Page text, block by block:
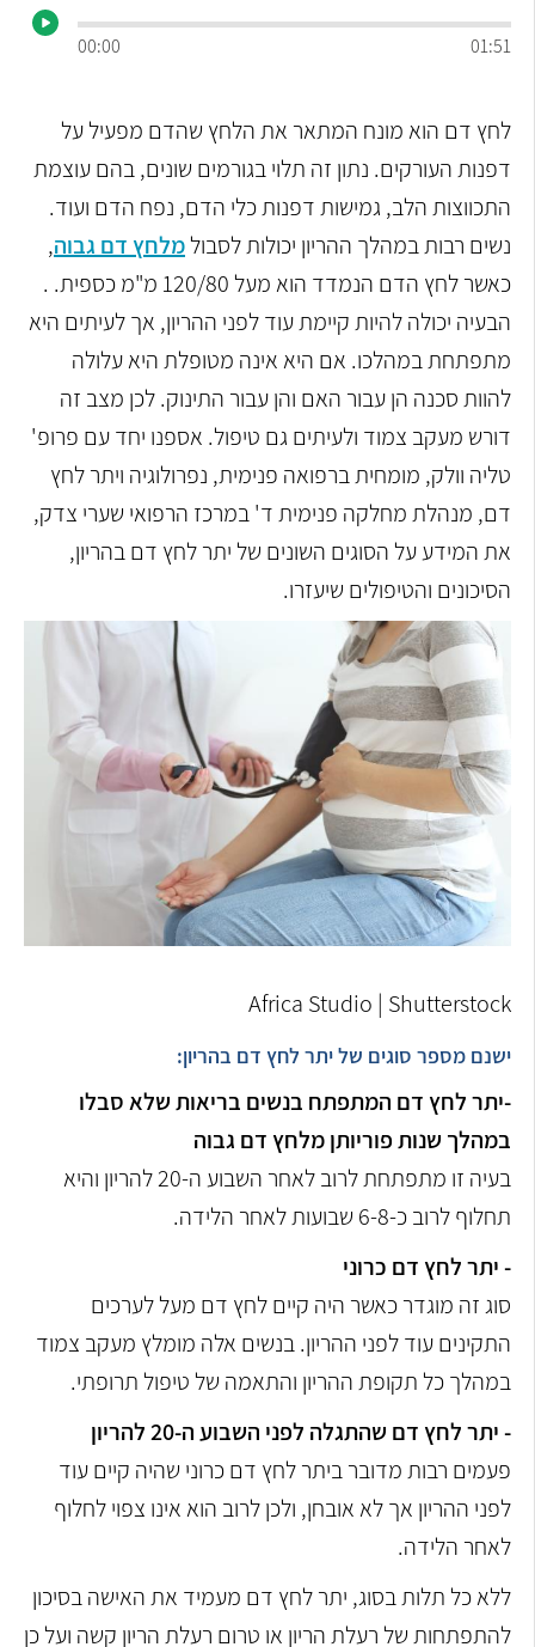
00:00 01:51
לחץ דם הוא מונח המתאר את הלחץ שהדם מפעיל על
דפנות העורקים. נתון זה תלוי בגורמים שונים, בהם עוצמת
התכווצות הלב, גמישות דפנות כלי הדם, נפח הדם ועוד.
נשים רבות במהלך ההריון יכולות לסבולמלחץ דם גבוה,
כאשר לחץ הדם הנמדד הוא מעל 120/80 מ"מ כספית. .
הבעיה יכולה להיות קיימת עוד לפני ההריון, אך לעיתים היא
מתפתחת במהלכו. אם היא אינה מטופלת היא עלולה
להוות סכנה הן עבור האם והן עבור התינוק. לכן מצב זה
דורש מעקב צמוד ולעיתים גם טיפול. אספנו יחד עם פרופ'
טליה וולק, מומחית ברפואה פנימית, נפרולוגיה ויתר לחץ
דם, מנהלת מחלקה פנימית ד' במרכז הרפואי שערי צדק,
את המידע על הסוגים השונים של יתר לחץ דם בהריון,
הסיכונים והטיפולים שיעזרו.
Africa Studio | Shutterstock
ישנם מספר סוגים של יתר לחץ דם בהריון:
-יתר לחץ דם המתפתח בנשים בריאות שלא סבלו
במהלך שנות פוריותן מלחץ דם גבוה
בעיה זו מתפתחת לרוב לאחר השבוע ה-20 להריון והיא
תחלוף לרוב כ-6-8 שבועות לאחר הלידה.
- יתר לחץ דם כרוני
סוג זה מוגדר כאשר היה קיים לחץ דם מעל לערכים
התקינים עוד לפני ההריון. בנשים אלה מומלץ מעקב צמוד
במהלך כל תקופת ההריון והתאמה של טיפול תרופתי.
- יתר לחץ דם שהתגלה לפני השבוע ה-20 להריון
פעמים רבות מדובר ביתר לחץ דם כרוני שהיה קיים עוד
לפני ההריון אך לא אובחן, ולכן לרוב הוא אינו צפוי לחלוף
לאחר הלידה.
ללא כל תלות בסוג, יתר לחץ דם מעמיד את האישה בסיכון
להתפתחות של רעלת הריון או טרום רעלת הריון קשה ועל כן